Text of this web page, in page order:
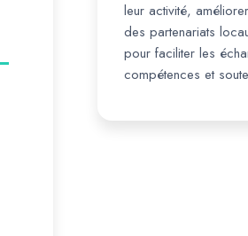
leur activité,
des partenariats
pour faciliter les
compétences et